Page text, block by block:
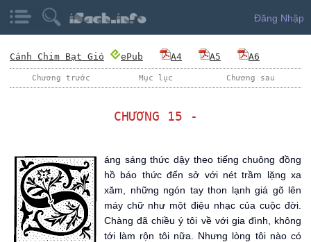
Đăng Nhập
Cánh Chim Bạt Gió ePub A4 A5 A6
Chương trước Mục lục Chương sau
CHƯƠNG 15 -
áng sáng thức dậy theo tiếng chuông đồng
hồ báo thức đến sở với nét trầm lặng xa
xăm, những ngón tay thon lạnh giá gõ lên
máy chữ như một điệu nhạc của cuộc đời.
Chàng đã chiều ý tôi về với gia đình, không
tới làm rộn tôi nữa. Nhưng lòng tôi nào có